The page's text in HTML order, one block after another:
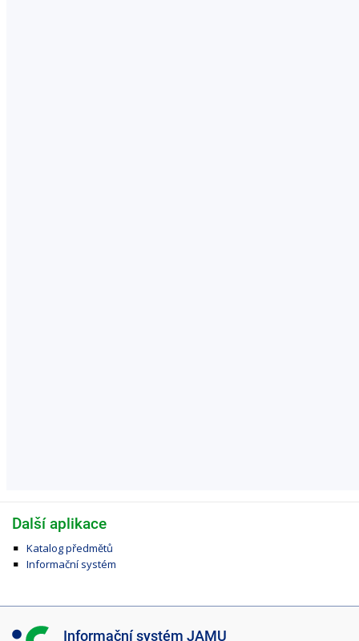
Další aplikace
Katalog předmětů
Informační systém
I Informační systém JAMU